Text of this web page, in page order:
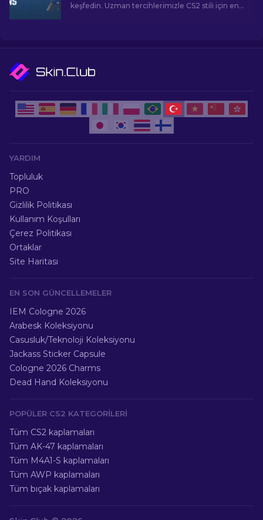
keşfedin. Uzman tercihlerimizle CS2 stili için en
YARDIM
Topluluk
PRO
Gizlilik Politikası
Kullanım Koşulları
Çerez Politikası
Ortaklar
Site Haritası
EN SON GÜNCELLEMELER
IEM Cologne 2026
Arabesk Koleksiyonu
Casusluk/Teknoloji Koleksiyonu
Jackass Sticker Capsule
Cologne 2026 Charms
Dead Hand Koleksiyonu
POPÜLER CS2 KATEGORILERI
Tüm CS2 kaplamaları
Tüm AK-47 kaplamaları
Tüm M4A1-S kaplamaları
Tüm AWP kaplamaları
Tüm bıçak kaplamaları